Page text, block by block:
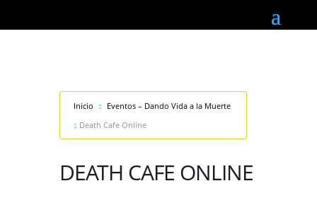
Inicio
Eventos – Dando Vida a la Muerte
Death Cafe Online
DEATH CAFE ONLINE